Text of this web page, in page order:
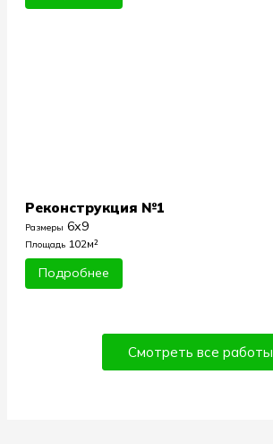
Реконструкция №1
Размеры 6х9
Площадь 102м²
Подробнее
Смотреть все работы